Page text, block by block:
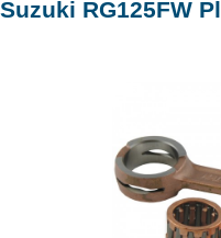
Suzuki RG125FW